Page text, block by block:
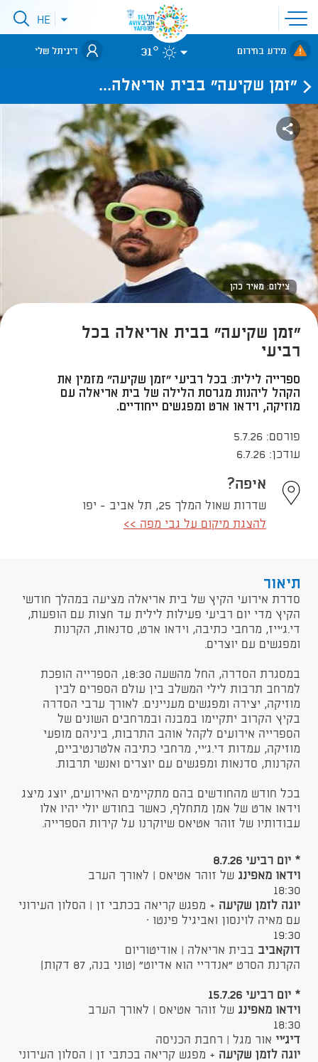
פתיחת
תפריט
אתר
לאתר עיריית
תל-אביב
פתיחתHE
מידע בחירום 31° דיגיתל שלי
״זמן שקיעה״ בבית אריאלה...
צילום: מאיר כהן
״זמן שקיעה״ בבית אריאלה בכל
רביעי
ספרייה לילית: בכל רביעי ״זמן שקיעה״ מזמין את
הקהל ליהנות מגרסת הלילה של בית אריאלה עם
מוזיקה, וידאו ארט ומפגשים ייחודיים.
פורסם: 5.7.26
עודכן: 6.7.26
איפה?
שדרות שאול המלך 25, תל אביב - יפו
להצגת מיקום על גבי מפה >>
תיאור
​סדרת אירועי הקיץ של בית אריאלה מציעה במהלך חודשי
הקיץ מדי יום רביעי פעילות לילית עד חצות עם הופעות,
די.ג'ייז, מרחבי כתיבה, וידאו ארט, סדנאות, הקרנות
ומפגשים עם יוצרים.
במסגרת הסדרה, החל מהשעה 18:30, הספרייה הופכת
למרחב תרבות לילי המשלב בין עולם הספרים לבין
מוזיקה, יצירה ומפגשים מעניינים. לאורך ערבי הסדרה
בקיץ הקרוב יתקיימו במבנה ובמרחבים השונים של
הספרייה אירועים לקהל אוהב התרבות, ביניהם מופעי
מוזיקה, עמדות די.ג'יי, מרחבי כתיבה אלטרנטיביים,
הקרנות, סדנאות ומפגשים עם יוצרים ואנשי תרבות.
בכל חודש מהחודשים בהם מתקיימים האירועים, יוצג מיצג
וידאו ארט של אמן מתחלף, כאשר בחודש יולי יהיו אלו
עבודותיו של זוהר אטיאס שיוקרנו על קירות הספרייה.
* יום רביעי 8.7.26
וידאו מאפינג של זוהר אטיאס | לאורך הערב
18:30
יוגה לזמן שקיעה + מפגש קריאה בכתבי זן | הסלון העירוני
עם מאיה לוינסון ואביגיל פינטו ·
19:30
דוקאביב בבית אריאלה | אודיטוריום
הקרנת הסרט ״אנדריי הוא אדיוט״ (טוני בנה, 87 דקות)
* יום רביעי 15.7.26
וידאו מאפינג של זוהר אטיאס | לאורך הערב
18:30
דיג׳יי אור מגל | רחבת הכניסה
יוגה לזמן שקיעה + מפגש קריאה בכתבי זן | הסלון העירוני